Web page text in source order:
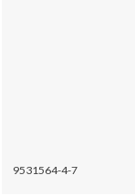
9531564-4-7